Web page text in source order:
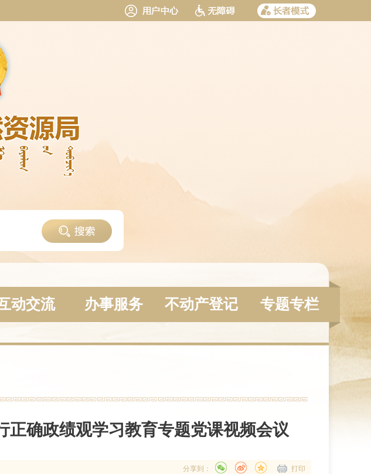
动交流 办事服务 不动产登记 专题专栏
正确政绩观学习教育专题党课视频会议
打印
分享到：